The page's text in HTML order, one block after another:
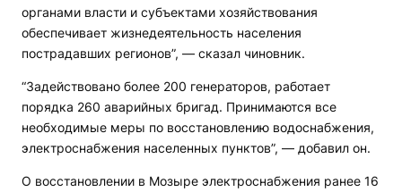
органами власти и субъектами хозяйствования
обеспечивает жизнедеятельность населения
пострадавших регионов”, — сказал чиновник.
“Задействовано более 200 генераторов, работает
порядка 260 аварийных бригад. Принимаются все
необходимые меры по восстановлению водоснабжения,
электроснабжения населенных пунктов”, — добавил он.
О восстановлении в Мозыре электроснабжения ранее 16